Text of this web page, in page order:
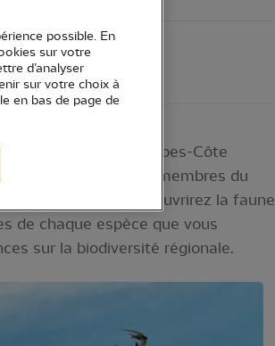
région Provence-Alpes-Côte
observées par les membres du
espèce, vous découvrirez la faune
de chaque espèce que vous
sur la biodiversité régionale.
possible. En
sur votre
d’analyser
sur votre choix à
en bas de page de